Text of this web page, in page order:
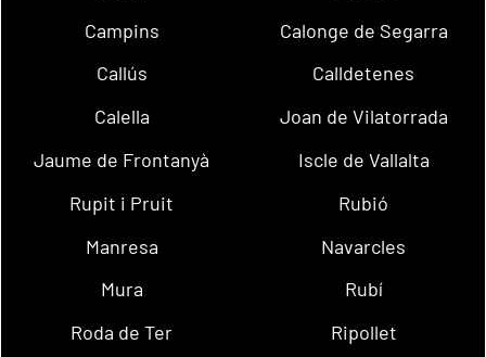
Campins
Calonge de Segarra
Callús
Calldetenes
Calella
Joan de Vilatorrada
Jaume de Frontanyà
Iscle de Vallalta
Rupit i Pruit
Rubió
Manresa
Navarcles
Mura
Rubí
Roda de Ter
Ripollet